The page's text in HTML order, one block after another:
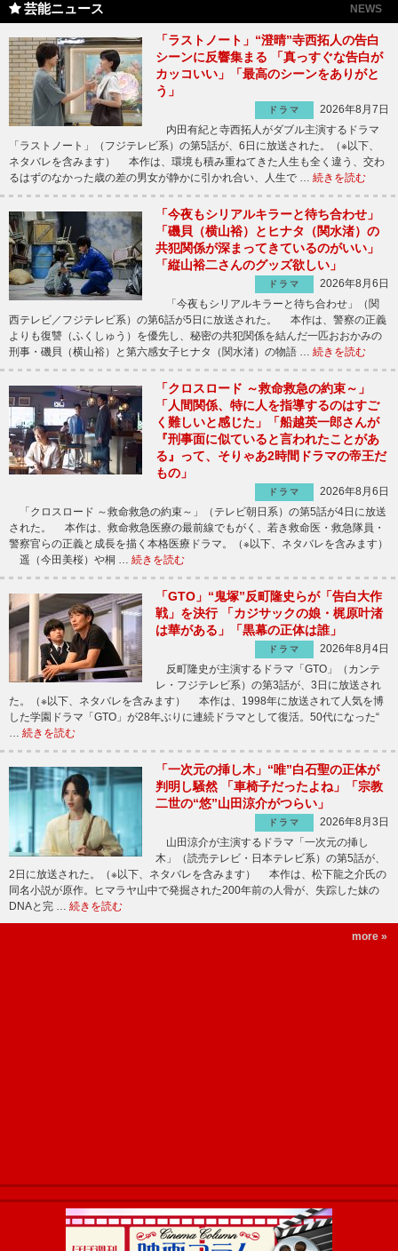
芸能ニュース NEWS
「ラストノート」“澄晴”寺西拓人の告白
シーンに反響集まる 「真っすぐな告白が
カッコいい」「最高のシーンをありがと
う」
ドラマ
2026年8月7日
内田有紀と寺西拓人がダブル主演するドラマ
「ラストノート」（フジテレビ系）の第5話が、6日に放送された。（※以下、
ネタバレを含みます） 本作は、環境も積み重ねてきた人生も全く違う、交わ
るはずのなかった歳の差の男女が静かに引かれ合い、人生で … 続きを読む
「今夜もシリアルキラーと待ち合わせ」
「磯貝（横山裕）とヒナタ（関水渚）の
共犯関係が深まってきているのがいい」
「縦山裕二さんのグッズ欲しい」
ドラマ
2026年8月6日
「今夜もシリアルキラーと待ち合わせ」（関
西テレビ／フジテレビ系）の第6話が5日に放送された。 本作は、警察の正義
よりも復讐（ふくしゅう）を優先し、秘密の共犯関係を結んだ一匹おおかみの
刑事・磯貝（横山裕）と第六感女子ヒナタ（関水渚）の物語 … 続きを読む
「クロスロード ～救命救急の約束～」
「人間関係、特に人を指導するのはすご
く難しいと感じた」「船越英一郎さんが
『刑事面に似ていると言われたことがあ
る』って、そりゃあ2時間ドラマの帝王だ
もの」
ドラマ
2026年8月6日
「クロスロード ～救命救急の約束～」（テレビ朝日系）の第5話が4日に放送
された。 本作は、救命救急医療の最前線でもがく、若き救命医・救急隊員・
警察官らの正義と成長を描く本格医療ドラマ。（※以下、ネタバレを含みます）
遥（今田美桜）や桐 … 続きを読む
「GTO」“鬼塚”反町隆史らが「告白大作
戦」を決行 「カジサックの娘・梶原叶渚
は華がある」「黒幕の正体は誰」
ドラマ
2026年8月4日
反町隆史が主演するドラマ「GTO」（カンテ
レ・フジテレビ系）の第3話が、3日に放送され
た。（※以下、ネタバレを含みます） 本作は、1998年に放送されて人気を博
した学園ドラマ「GTO」が28年ぶりに連続ドラマとして復活。50代になった“
… 続きを読む
「一次元の挿し木」“唯”白石聖の正体が
判明し騒然 「車椅子だったよね」「宗教
二世の“悠”山田涼介がつらい」
ドラマ
2026年8月3日
山田涼介が主演するドラマ「一次元の挿し
木」（読売テレビ・日本テレビ系）の第5話が、
2日に放送された。（※以下、ネタバレを含みます） 本作は、松下龍之介氏の
同名小説が原作。ヒマラヤ山中で発掘された200年前の人骨が、失踪した妹の
DNAと完 … 続きを読む
more »